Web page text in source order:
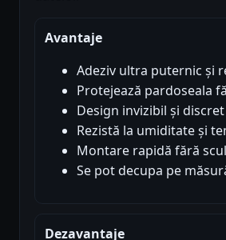
Avantaje
Adeziv ultra puternic și
Protejează pardoseala
Design invizibil și discret
Rezistă la umiditate și
Montare rapidă fără
Se pot decupa pe
Dezavantaje